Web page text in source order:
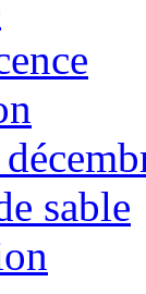
sable